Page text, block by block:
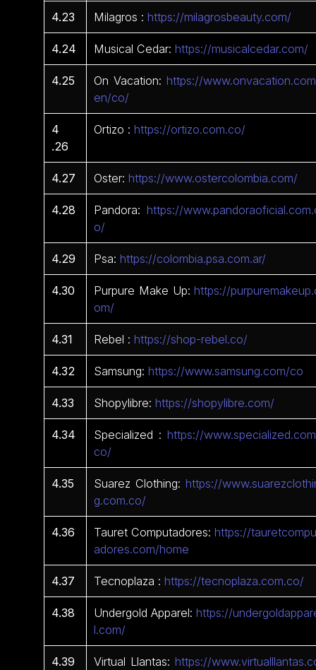
4.23 Milagros :https://milagrosbeauty.com/
4.24 Musical Cedar:https://musicalcedar.com/
4.25 On Vacation:https://
en/co/
4
.26
Ortizo :https://ortizo.com.co/
4.27 Oster:https://www.ostercolombia.com/
4.28 Pandora:https://
o/
4.29 Psa:https://colombia.psa.com.ar/
4.30 Purpure Make Up:https://
om/
4.31 Rebel :https://shop-rebel.co/
4.32 Samsung:https://www.samsung.com/co
4.33 Shopylibre:https://shopylibre.com/
4.34 Specialized :https://
co/
4.35 Suarez Clothing:https://
g.com.co/
4.36 Tauret Computadores:https://
adores.com/home
4.37 Tecnoplaza :https://tecnoplaza.com.co/
4.38 Undergold Apparel:https://
l.com/
4.39 Virtual Llantas:https://